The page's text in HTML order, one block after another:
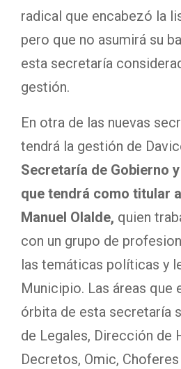
radical que encabezó la
pero que no asumirá su
esta secretaría
gestión.
En otra de las nuevas
tendrá la gestión de
Secretaría de Gobierno
que tendrá como titular
Manuel Olalde, quien
con un grupo de
las temáticas políticas y
Municipio. Las áreas que
órbita de esta secretaría
de Legales, Dirección de
Decretos, Omic,